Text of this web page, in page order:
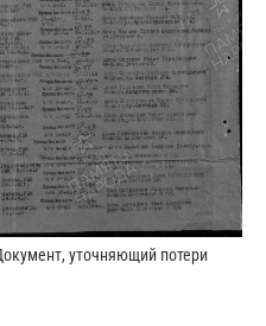
уточняющий потери